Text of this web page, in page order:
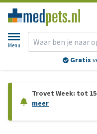
Menu
Gratis
Trovet Week: tot
meer